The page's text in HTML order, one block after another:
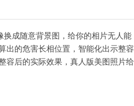
成随意背景图，给你的相片无人能
出的危害长相位置，智能化出示整容
容后的实际效果，真人版美图照片给